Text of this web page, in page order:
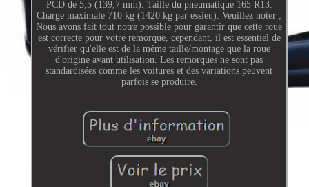
PCD de 5,5 (139,7 mm). Taille du pneumatique 165 R13.
Charge maximale 710 kg (1420 kg par essieu). Veuillez noter ;
Nous avons fait tout notre possible pour garantir que cette roue
est correcte pour votre remorque, cependant, il est essentiel de
vérifier qu'elle est de la même taille/montage que la roue
d'origine avant utilisation. Les remorques ne sont pas
standardisées comme les voitures et des variations peuvent
parfois se produire.